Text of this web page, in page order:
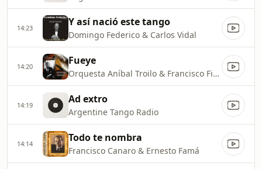
14:23 Y así nació este tango
Domingo Federico & Carlos Vidal
14:20 Fueye
Orquesta Aníbal Troilo & Francisco Fiorentino
14:19 Ad extro
Argentine Tango Radio
14:14 Todo te nombra
Francisco Canaro & Ernesto Famá